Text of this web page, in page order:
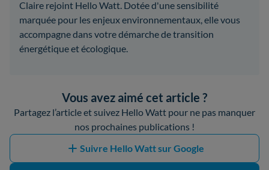
Claire rejoint Hello Watt. Dotée d'une sensibilité
marquée pour les enjeux environnementaux, elle vous
accompagne dans votre démarche de transition
énergétique et écologique.
Vous avez aimé cet article ?
Partagez l’article et suivez Hello Watt pour ne pas manquer
nos prochaines publications !
Suivre Hello Watt sur Google